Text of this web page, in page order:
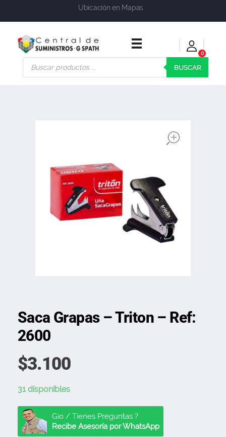
Ubicación en Mapas
Central de Suministros Gspath
Suministros y soluciones integrales para su empresa o negocio
0
BUSCAR
Saca Grapas – Triton – Ref:
2600
$3.100
31 disponibles
Gio / Tienes Preguntas ?
Recibe Asesoría por WhatsApp